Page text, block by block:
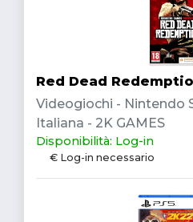
Red Dead
Videogiochi - Nintendo
Italiana - 2K GAMES
Disponibilità: Log-in
€ Log-in necessario